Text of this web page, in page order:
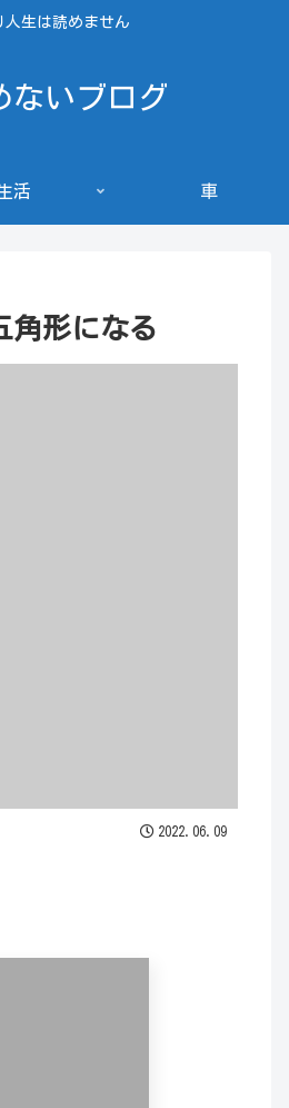
人生は読めません
ないブログ
活 車
角形になる
2022.06.09